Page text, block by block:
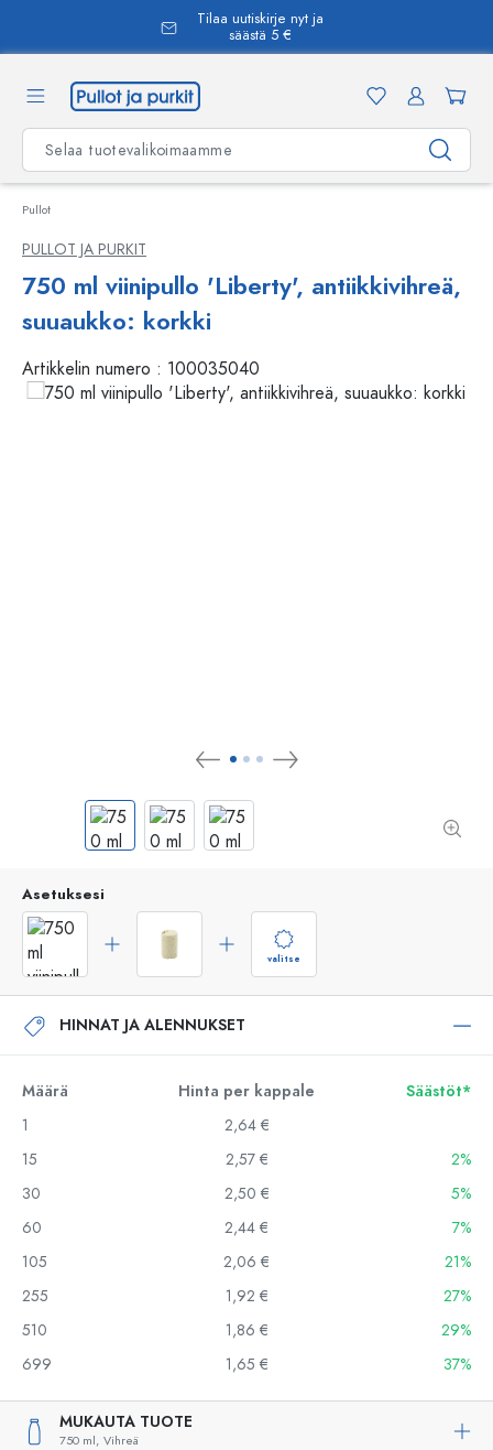
Tilaa uutiskirje nyt ja
säästä 5 €
Pullot
PULLOT JA PURKIT
750 ml viinipullo 'Liberty', antiikkivihreä,
suuaukko: korkki
Artikkelin numero : 100035040
Asetuksesi
valitse
HINNAT JA ALENNUKSET
Määrä Hinta per kappale
Säästöt*
1
2,64 €
15
2,57 €
2%
30
2,50 €
5%
60
2,44 €
7%
105
2,06 €
21%
255
1,92 €
27%
510
1,86 €
29%
699
1,65 € 37%
MUKAUTA TUOTE
750 ml, Vihreä